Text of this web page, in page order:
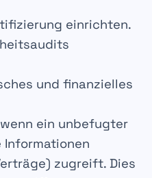
einrichten.
und finanzielles
ein unbefugter
zugreift. Dies